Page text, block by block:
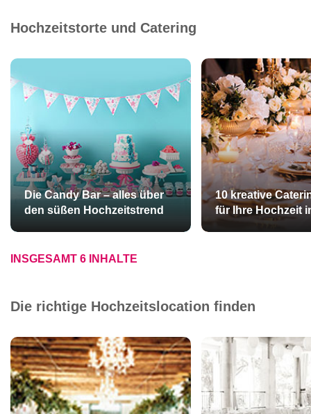
Hochzeitstorte und Catering
Die Candy Bar – alles über
den süßen Hochzeitstrend
10 kreative
für Ihre Hochzeit
INSGESAMT 6 INHALTE
Die richtige Hochzeitslocation finden